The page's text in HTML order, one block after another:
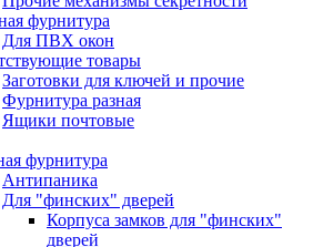
фурнитура
Для ПВХ окон
товары
Заготовки для ключей и прочие
Фурнитура разная
Ящики почтовые
фурнитура
Антипаника
Для "финских" дверей
Корпуса замков для "финских"
дверей